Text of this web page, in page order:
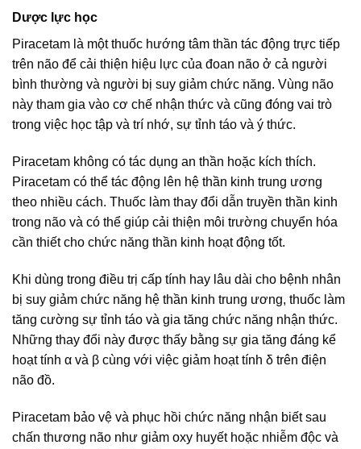
Dược lực học
Piracetam là một thuốc hướng tâm thần tác động trực tiếp
trên não để cải thiện hiệu lực của đoan não ở cả người
bình thường và người bị suy giảm chức năng. Vùng não
này tham gia vào cơ chế nhận thức và cũng đóng vai trò
trong việc học tập và trí nhớ, sự tỉnh táo và ý thức.
Piracetam không có tác dụng an thần hoặc kích thích.
Piracetam có thể tác động lên hệ thần kinh trung ương
theo nhiều cách. Thuốc làm thay đổi dẫn truyền thần kinh
trong não và có thể giúp cải thiện môi trường chuyển hóa
cần thiết cho chức năng thần kinh hoạt động tốt.
Khi dùng trong điều trị cấp tính hay lâu dài cho bệnh nhân
bị suy giảm chức năng hệ thần kinh trung ương, thuốc làm
tăng cường sự tỉnh táo và gia tăng chức năng nhận thức.
Những thay đổi này được thấy bằng sự gia tăng đáng kể
hoạt tính α và β cùng với việc giảm hoạt tính δ trên điện
não đồ.
Piracetam bảo vệ và phục hồi chức năng nhận biết sau
chấn thương não như giảm oxy huyết hoặc nhiễm độc và